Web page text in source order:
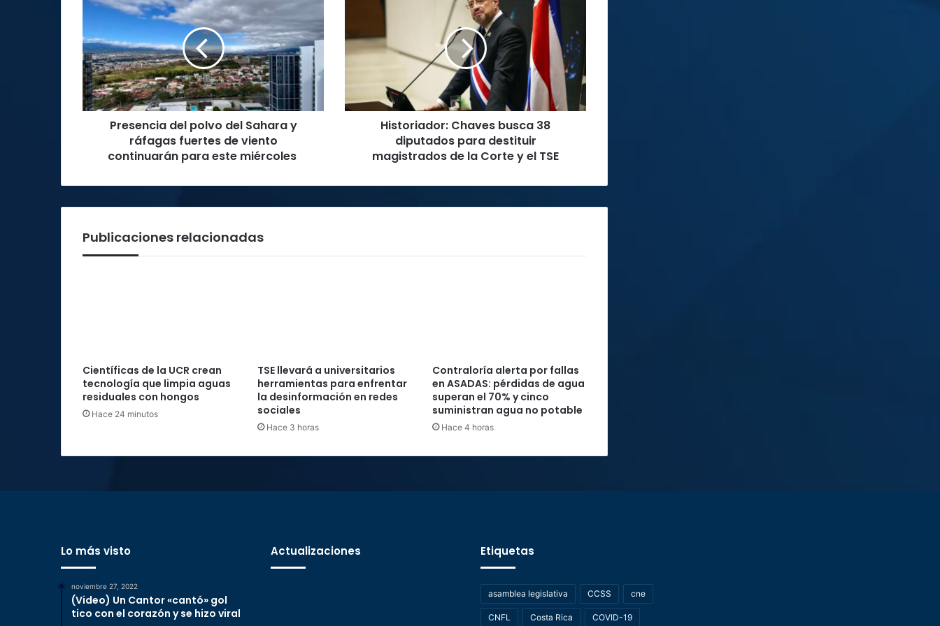
del
del
Sahara
y
ráfagas
fuertes
de
continuarán
miércoles
Presencia del polvo del Sahara y
ráfagas fuertes de viento
continuarán para este miércoles
38
diputados
magistrados
de
TSE
Historiador: Chaves busca 38
diputados para destituir
magistrados de la Corte y el TSE
Publicaciones relacionadas
Científicas de la UCR crean
tecnología que limpia aguas
residuales con hongos
Hace 24 minutos
TSE llevará a universitarios
herramientas para enfrentar
la desinformación en redes
sociales
Hace 3 horas
Contraloría alerta por fallas
en ASADAS: pérdidas de agua
superan el 70% y cinco
suministran agua no potable
Hace 4 horas
Lo más visto
noviembre 27, 2022
(Video) Un Cantor «cantó» gol
tico con el corazón y se hizo viral
Actualizaciones Etiquetas
asamblea legislativa CCSS cne
CNFL Costa Rica COVID-19